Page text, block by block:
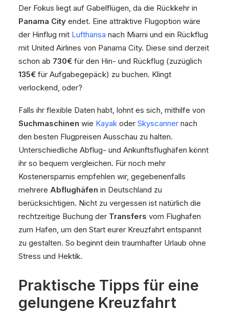
Der Fokus liegt auf Gabelflügen, da die Rückkehr in
Panama City endet. Eine attraktive Flugoption wäre
der Hinflug mit Lufthansa nach Miami und ein Rückflug
mit United Airlines von Panama City. Diese sind derzeit
schon ab 730€ für den Hin- und Rückflug (zuzüglich
135€ für Aufgabegepäck) zu buchen. Klingt
verlockend, oder?
Falls ihr flexible Daten habt, lohnt es sich, mithilfe von
Suchmaschinen wie Kayak oder Skyscanner nach
den besten Flugpreisen Ausschau zu halten.
Unterschiedliche Abflug- und Ankunftsflughäfen könnt
ihr so bequem vergleichen. Für noch mehr
Kostenersparnis empfehlen wir, gegebenenfalls
mehrere Abflughäfen in Deutschland zu
berücksichtigen. Nicht zu vergessen ist natürlich die
rechtzeitige Buchung der Transfers vom Flughafen
zum Hafen, um den Start eurer Kreuzfahrt entspannt
zu gestalten. So beginnt dein traumhafter Urlaub ohne
Stress und Hektik.
Praktische Tipps für eine
gelungene Kreuzfahrt